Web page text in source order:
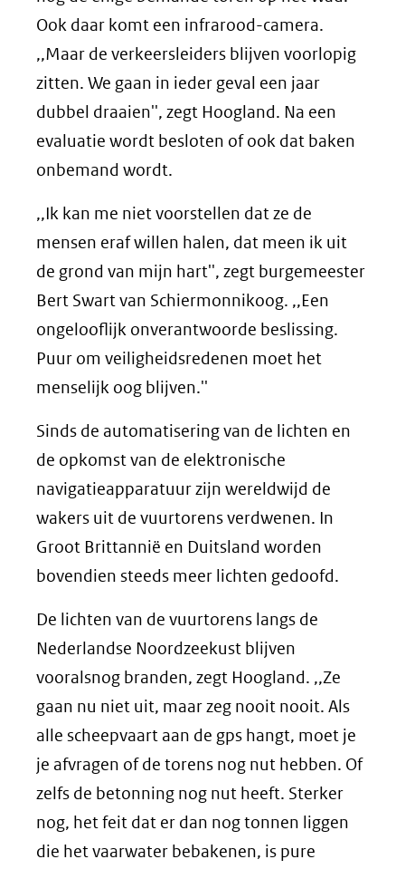
Ook daar komt een infrarood-camera.
,,Maar de verkeersleiders blijven voorlopig
zitten. We gaan in ieder geval een jaar
dubbel draaien'', zegt Hoogland. Na een
evaluatie wordt besloten of ook dat baken
onbemand wordt.
,,Ik kan me niet voorstellen dat ze de
mensen eraf willen halen, dat meen ik uit
de grond van mijn hart'', zegt burgemeester
Bert Swart van Schiermonnikoog. ,,Een
ongelooflijk onverantwoorde beslissing.
Puur om veiligheidsredenen moet het
menselijk oog blijven.''
Sinds de automatisering van de lichten en
de opkomst van de elektronische
navigatieapparatuur zijn wereldwijd de
wakers uit de vuurtorens verdwenen. In
Groot Brittannië en Duitsland worden
bovendien steeds meer lichten gedoofd.
De lichten van de vuurtorens langs de
Nederlandse Noordzeekust blijven
vooralsnog branden, zegt Hoogland. ,,Ze
gaan nu niet uit, maar zeg nooit nooit. Als
alle scheepvaart aan de gps hangt, moet je
je afvragen of de torens nog nut hebben. Of
zelfs de betonning nog nut heeft. Sterker
nog, het feit dat er dan nog tonnen liggen
die het vaarwater bebakenen, is pure